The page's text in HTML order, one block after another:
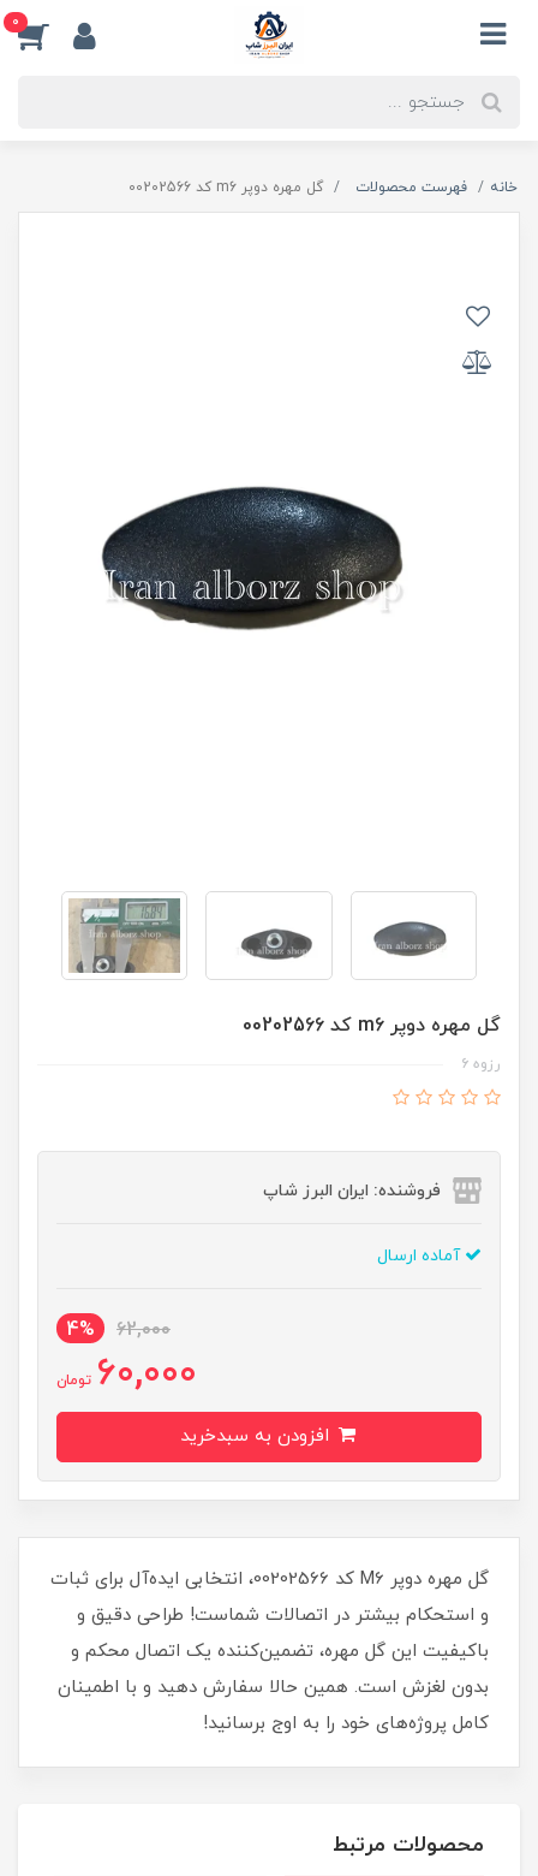
0
خانه فهرست محصولات گل مهره دوپر m6 کد 00202566
گل مهره دوپر m6 کد 00202566
رزوه ۶
فروشنده: ایران البرز شاپ
آماده ارسال
62,000
4%
60,000 تومان
گل مهره دوپر M6 کد 00202566، انتخابی ایده‌آل برای ثبات
و استحکام بیشتر در اتصالات شماست! طراحی دقیق و
باکیفیت این گل مهره، تضمین‌کننده یک اتصال محکم و
بدون لغزش است. همین حالا سفارش دهید و با اطمینان
کامل پروژه‌های خود را به اوج برسانید!
محصولات مرتبط